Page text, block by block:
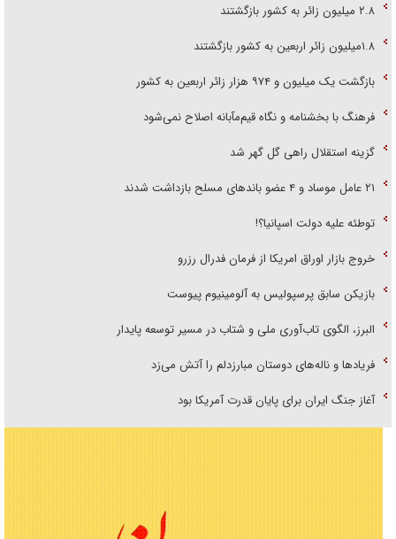
۲.۸ میلیون زائر به کشور بازگشتند
۱.۸میلیون زائر اربعین به کشور بازگشتند
بازگشت یک میلیون و ۹۷۴ هزار زائر اربعین به کشور
فرهنگ با بخشنامه و نگاه قیم‌مآبانه اصلاح نمی‌شود
گزینه استقلال راهی گل گهر شد
۲۱ عامل موساد و ۴ عضو باند‌های مسلح بازداشت شدند
توطئه علیه دولت اسپانیا؟!
خروج بازار اوراق امریکا از فرمان فدرال رزرو
بازیکن سابق پرسپولیس به آلومینیوم پیوست
البرز، الگوی تاب‌آوری ملی و شتاب در مسیر توسعه پایدار
فریاد‌ها و ناله‌های دوستان مبارزدلم را آتش می‌زد
آغاز جنگ ایران برای پایان قدرت آمریکا بود